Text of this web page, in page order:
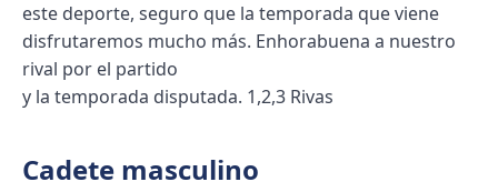
este deporte, seguro que la temporada que viene
disfrutaremos mucho más. Enhorabuena a nuestro
rival por el partido
y la temporada disputada. 1,2,3 Rivas
Cadete masculino